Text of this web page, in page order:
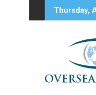
to
Thursday,